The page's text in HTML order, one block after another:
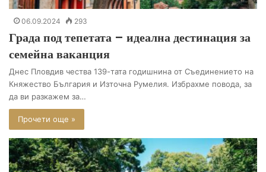
06.09.2024 293
Града под тепетата – идеална дестинация за
семейна ваканция
Днес Пловдив чества 139-тата годишнина от Съединението на
Княжество България и Източна Румелия. Избрахме повода, за
да ви разкажем за…
Прочети още »